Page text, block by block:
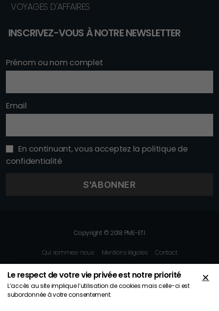
VOYAGES D'AFFAIRES
INSCRIVEZ-VOUS À NOTRE NEWSLETTER
Prénom ou nom complet
Email
En continuant, vous acceptez la politique de
confidentialité
Copyright © 2018 PME-ETI
Qui sommes-nous Mentions légales Contact
Le respect de votre vie privée est notre priorité
L’accès au site implique l’utilisation de cookies mais celle-ci est
subordonnée à votre consentement.